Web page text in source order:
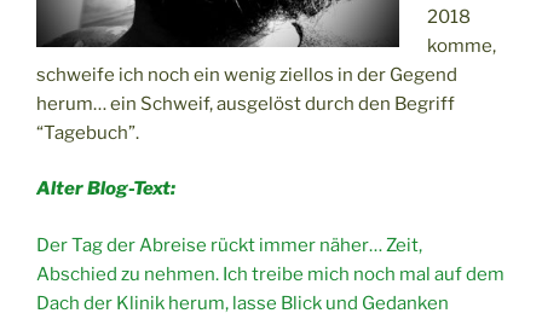
2018
komme,
schweife ich noch ein wenig ziellos in der Gegend
herum… ein Schweif, ausgelöst durch den Begriff
“Tagebuch”.
Alter Blog-Text:
Der Tag der Abreise rückt immer näher… Zeit,
Abschied zu nehmen. Ich treibe mich noch mal auf dem
Dach der Klinik herum, lasse Blick und Gedanken